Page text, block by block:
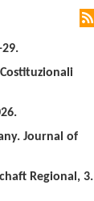
Journal of
Regional, 3.